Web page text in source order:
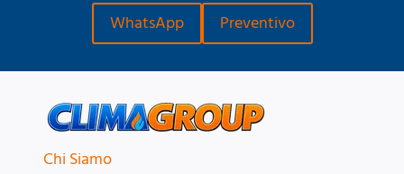
WhatsApp Preventivo
Chi Siamo